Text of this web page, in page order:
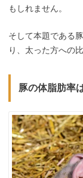
もしれません。
そして本題である
り、太った方への
豚の体脂肪率